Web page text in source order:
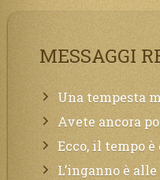
MESSAGGI
Una tempesta magnetica è in corso, questa
Avete ancora pochi istanti per convertirvi, non perdete
Ecco, il tempo è giunto all’unione del
L’inganno è alle porte, il disordine degli